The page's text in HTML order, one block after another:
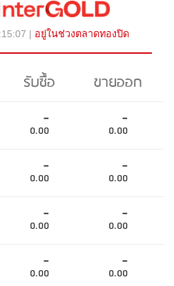
| อยู่ในช่วงตลาดทองปิด
รับซื้อ
ขายออก
-
0.00
-
0.00
-
0.00
-
0.00
-
0.00
-
0.00
-
0.00
-
0.00